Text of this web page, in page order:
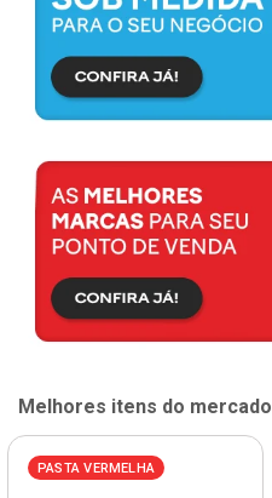
Melhores itens do mercado
PASTA VERMELHA